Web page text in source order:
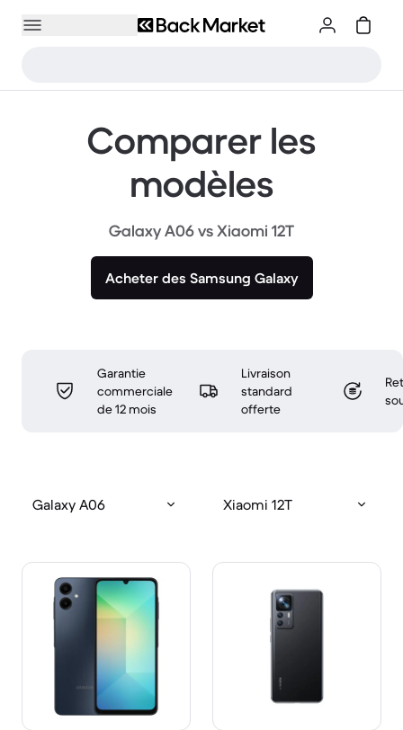
Comparer les
modèles
Galaxy A06 vs Xiaomi 12T
Acheter des Samsung Galaxy
Garantie
commerciale
de 12 mois
Livraison
standard
offerte
Galaxy A06 Xiaomi 12T